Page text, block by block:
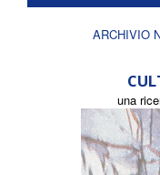
ARCHIVIO
una